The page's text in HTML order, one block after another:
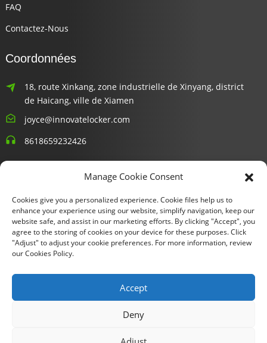
FAQ
Contactez-Nous
Coordonnées
18, route Xinkang, zone industrielle de Xinyang, district
de Haicang, ville de Xiamen
joyce@innovatelocker.com
8618659232426
Bulletins D'information
Entrez votre email et nous vous enverrons les dernières
informations sur les plans.
Demande De Renseignements Maintenant
- SitemapTrans
Manage Cookie Consent
Cookies give you a personalized experience. Cookie files help us to
enhance your experience using our website, simplify navigation, keep our
website safe, and assist in our marketing efforts. By clicking "Accept", you
agree to the storing of cookies on your device for these purposes. Click
"Adjust" to adjust your cookie preferences. For more information, review
our Cookies Policy.
Accept
Deny